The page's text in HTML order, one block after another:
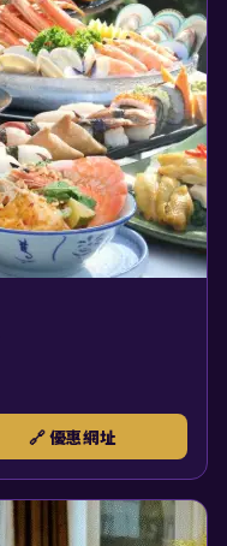
🔗 優惠網址